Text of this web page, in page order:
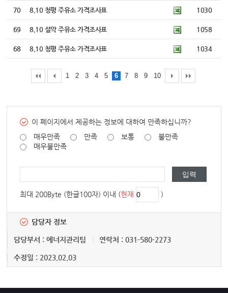
70 8.10 청평 주유소 가격조사표 1030
69 8.10 설악 주유소 가격조사표 1058
68 8.10 청평 주유소 가격조사표 1034
1 2 3 4 5 6 7 8 9 10
이 페이지에서 제공하는 정보에 대하여 만족하십니까?
매우만족
만족 보통
불만족
매우불만족
최대 200Byte (한글100자) 이내 (현재 )
담당자 정보
담당부서 : 에너지관리팀 연락처 : 031-580-2273
수정일 : 2023.02.03